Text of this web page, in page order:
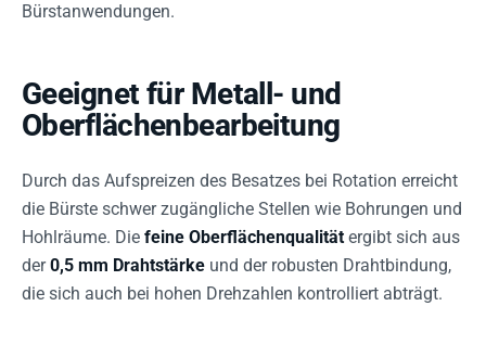
Bürstanwendungen.
Geeignet für Metall- und
Oberflächenbearbeitung
Durch das Aufspreizen des Besatzes bei Rotation erreicht
die Bürste schwer zugängliche Stellen wie Bohrungen und
Hohlräume. Die feine Oberflächenqualität ergibt sich aus
der0,5 mm Drahtstärke und der robusten Drahtbindung,
die sich auch bei hohen Drehzahlen kontrolliert abträgt.